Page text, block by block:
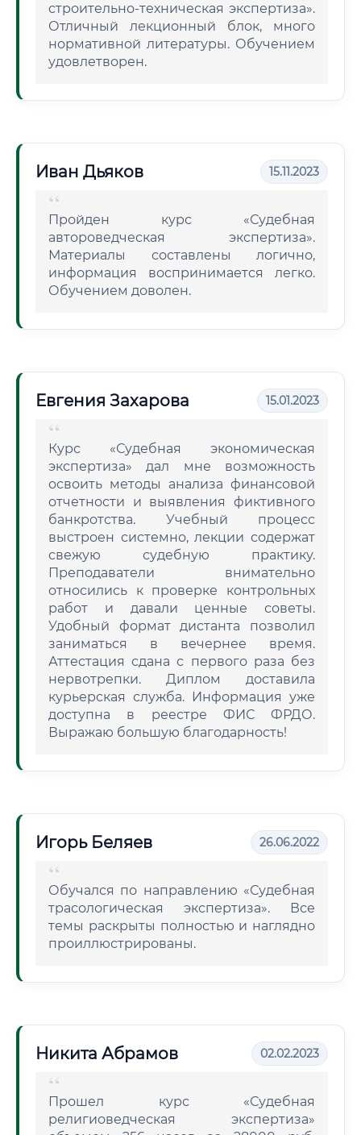
строительно-техническая экспертиза».
Отличный лекционный блок, много
нормативной литературы. Обучением
удовлетворен.
Иван Дьяков 15.11.2023
Пройден курс «Судебная
автороведческая экспертиза».
Материалы составлены логично,
информация воспринимается легко.
Обучением доволен.
Евгения Захарова 15.01.2023
Курс «Судебная экономическая
экспертиза» дал мне возможность
освоить методы анализа финансовой
отчетности и выявления фиктивного
банкротства. Учебный процесс
выстроен системно, лекции содержат
свежую судебную практику.
Преподаватели внимательно
относились к проверке контрольных
работ и давали ценные советы.
Удобный формат дистанта позволил
заниматься в вечернее время.
Аттестация сдана с первого раза без
нервотрепки. Диплом доставила
курьерская служба. Информация уже
доступна в реестре ФИС ФРДО.
Выражаю большую благодарность!
Игорь Беляев 26.06.2022
Обучался по направлению «Судебная
трасологическая экспертиза». Все
темы раскрыты полностью и наглядно
проиллюстрированы.
Никита Абрамов 02.02.2023
Прошел курс «Судебная
религиоведческая экспертиза»